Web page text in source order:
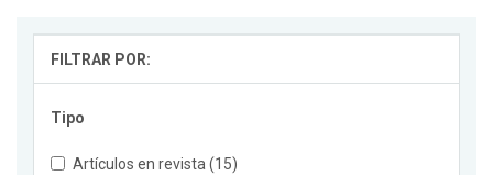
FILTRAR POR:
Tipo
Artículos en revista (15)